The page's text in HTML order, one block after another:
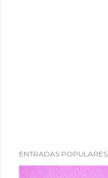
ENTRADAS POPULARES